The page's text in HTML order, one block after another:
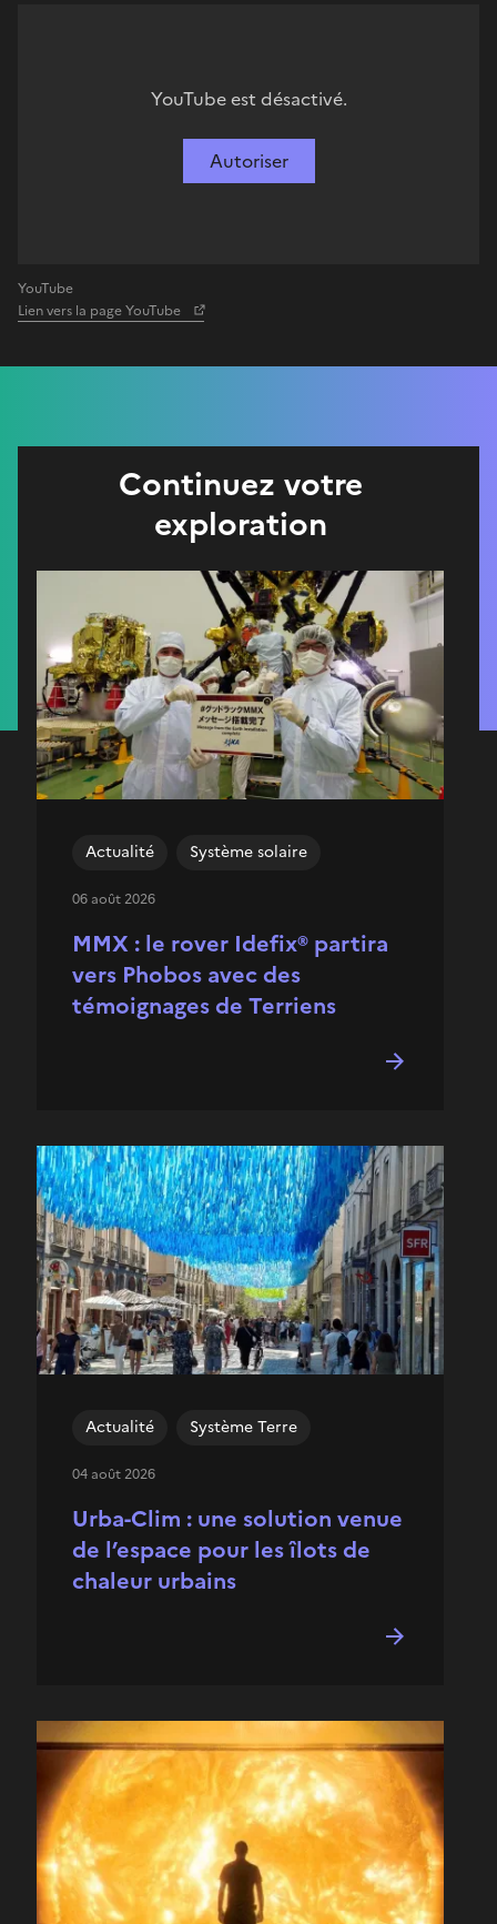
YouTube est désactivé.
Autoriser
YouTube
Lien vers la page YouTube
Continuez votre
exploration
MMX : le rover Idefix® partira
vers Phobos avec des
témoignages de Terriens
Actualité Système solaire
06 août 2026
Urba-Clim : une solution venue
de l’espace pour les îlots de
chaleur urbains
Actualité Système Terre
04 août 2026